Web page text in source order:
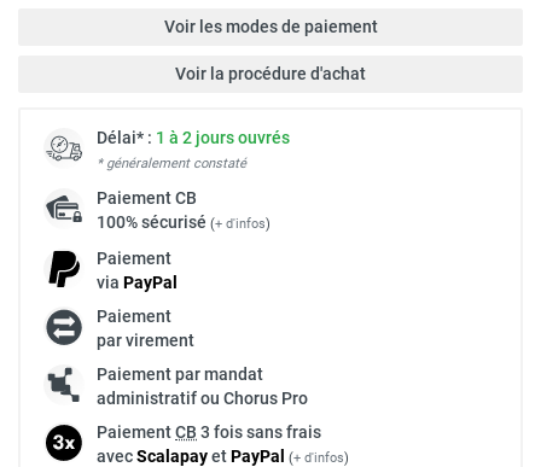
Voir les modes de paiement
Voir la procédure d'achat
Délai* : 1 à 2 jours ouvrés
* généralement constaté
PaiementCB
100% sécurisé (+ d'infos)
Paiement
via PayPal
Paiement
par virement
Paiement par mandat
administratif ou Chorus Pro
PaiementCB 3 fois sans frais
avecScalapayetPayPal (+ d'infos)